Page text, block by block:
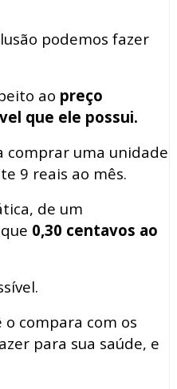
podemos fazer
ao preço
que ele possui.
comprar uma unidade
9 reais ao mês.
de um
0,30 centavos ao
compara com os
para sua saúde, e